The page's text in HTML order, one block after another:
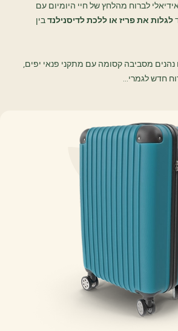
לברוח מהלחץ של חיי היומיום עם
לגלות את פריז או ללכת לדיסנילנדבין
מסביבה קסומה עם מתקני פנאי יפים,
חדש לגמרי…